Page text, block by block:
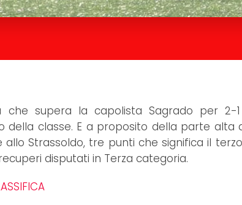
che supera la capolista Sagrado per
della classe. E a proposito della parte alta
Strassoldo, tre punti che significa il
disputati in Terza categoria.